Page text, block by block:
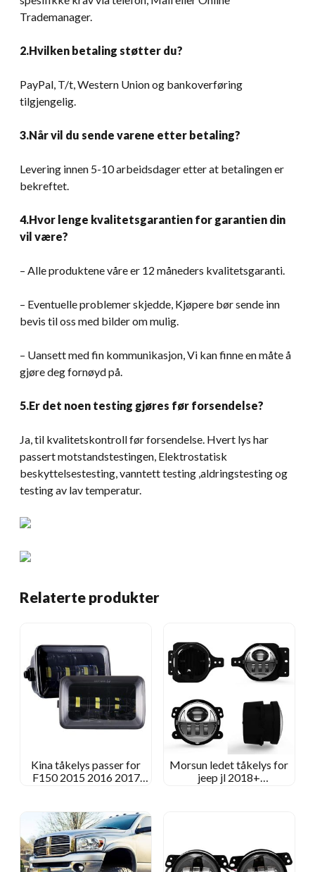
Trademanager.
2.Hvilken betaling støtter du?
PayPal, T/t, Western Union og bankoverføring
tilgjengelig.
3.Når vil du sende varene etter betaling?
Levering innen 5-10 arbeidsdager etter at betalingen er
bekreftet.
4.Hvor lenge kvalitetsgarantien for garantien din
vil være?
– Alle produktene våre er 12 måneders kvalitetsgaranti.
– Eventuelle problemer skjedde, Kjøpere bør sende inn
bevis til oss med bilder om mulig.
– Uansett med fin kommunikasjon, Vi kan finne en måte å
gjøre deg fornøyd på.
5.Er det noen testing gjøres før forsendelse?
Ja, til kvalitetskontroll før forsendelse. Hvert lys har
passert motstandstestingen, Elektrostatisk
beskyttelsestesting, vanntett testing ,aldringstesting og
testing av lav temperatur.
Relaterte produkter
Kina tåkelys passer for
F150 2015 2016 2017
Morsun ledet tåkelys for
jeep jl 2018+